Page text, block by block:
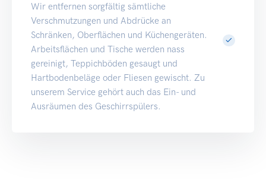
Wir entfernen sorgfältig sämtliche
Verschmutzungen und Abdrücke an
Schränken, Oberflächen und Küchengeräten.
Arbeitsflächen und Tische werden nass
gereinigt, Teppichböden gesaugt und
Hartbodenbeläge oder Fliesen gewischt. Zu
unserem Service gehört auch das Ein- und
Ausräumen des Geschirrspülers.